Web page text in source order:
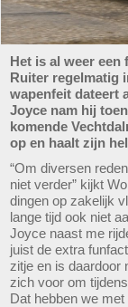
Het is al weer een
Ruiter regelmatig
wapenfeit dateert
Joyce nam hij
komende
op en haalt zijn
“Om diversen
niet verder” kijkt
dingen op zakelijk
lange tijd ook niet
Joyce naast me
juist de extra
zitje en is daardoor
zich voor om
Dat hebben we met